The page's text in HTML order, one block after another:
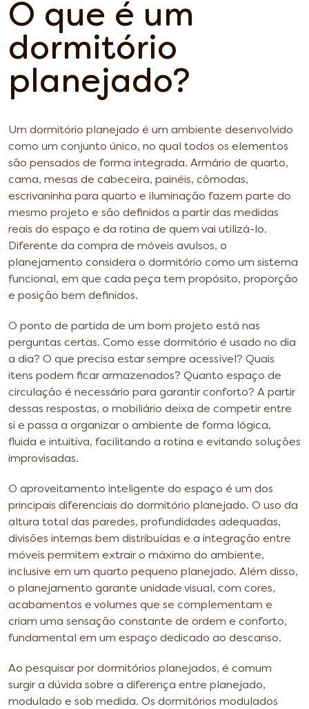
O que é um
dormitório
planejado?
Um dormitório planejado é um ambiente desenvolvido
como um conjunto único, no qual todos os elementos
são pensados de forma integrada. Armário de quarto,
cama, mesas de cabeceira, painéis, cômodas,
escrivaninha para quarto e iluminação fazem parte do
mesmo projeto e são definidos a partir das medidas
reais do espaço e da rotina de quem vai utilizá-lo.
Diferente da compra de móveis avulsos, o
planejamento considera o dormitório como um sistema
funcional, em que cada peça tem propósito, proporção
e posição bem definidos.
O ponto de partida de um bom projeto está nas
perguntas certas. Como esse dormitório é usado no dia
a dia? O que precisa estar sempre acessível? Quais
itens podem ficar armazenados? Quanto espaço de
circulação é necessário para garantir conforto? A partir
dessas respostas, o mobiliário deixa de competir entre
si e passa a organizar o ambiente de forma lógica,
fluida e intuitiva, facilitando a rotina e evitando soluções
improvisadas.
O aproveitamento inteligente do espaço é um dos
principais diferenciais do dormitório planejado. O uso da
altura total das paredes, profundidades adequadas,
divisões internas bem distribuídas e a integração entre
móveis permitem extrair o máximo do ambiente,
inclusive em um quarto pequeno planejado. Além disso,
o planejamento garante unidade visual, com cores,
acabamentos e volumes que se complementam e
criam uma sensação constante de ordem e conforto,
fundamental em um espaço dedicado ao descanso.
Ao pesquisar por dormitórios planejados, é comum
surgir a dúvida sobre a diferença entre planejado,
modulado e sob medida. Os dormitórios modulados